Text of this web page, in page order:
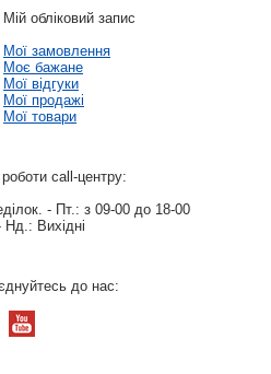
Мій обліковий запис
Мої замовлення
Моє бажане
Мої відгуки
Мої продажі
Мої товари
call-центру:
- Пт.: з 09-00 до 18-00
Нд.: Вихідні
до нас: